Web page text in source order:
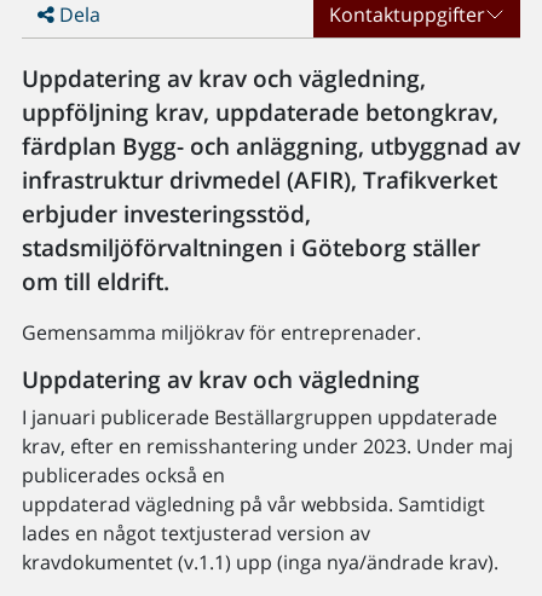
Dela Kontaktuppgifter
Uppdatering av krav och vägledning,
uppföljning krav, uppdaterade betongkrav,
färdplan Bygg- och anläggning, utbyggnad av
infrastruktur drivmedel (AFIR), Trafikverket
erbjuder investeringsstöd,
stadsmiljöförvaltningen i Göteborg ställer
om till eldrift.
Gemensamma miljökrav för entreprenader.
Uppdatering av krav och vägledning
I januari publicerade Beställargruppen uppdaterade
krav, efter en remisshantering under 2023. Under maj
publicerades också en
uppdaterad vägledning på vår webbsida. Samtidigt
lades en något textjusterad version av
kravdokumentet (v.1.1) upp (inga nya/ändrade krav).